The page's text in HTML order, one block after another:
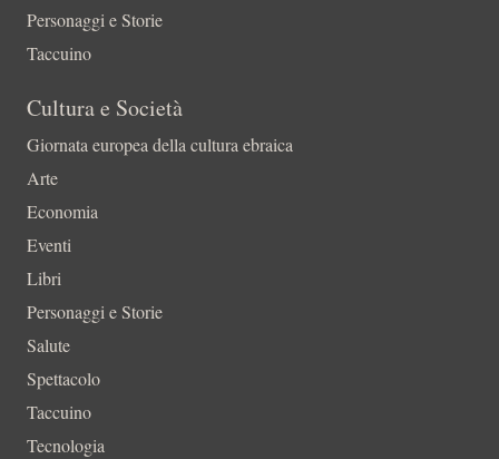
Personaggi e Storie
Taccuino
Cultura e Società
Giornata europea della cultura ebraica
Arte
Economia
Eventi
Libri
Personaggi e Storie
Salute
Spettacolo
Taccuino
Tecnologia